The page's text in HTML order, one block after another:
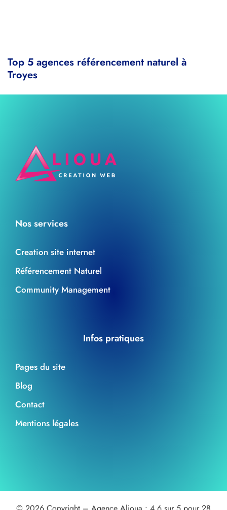
Top 5 agences référencement naturel à
Troyes
Nos services
Creation site internet
Référencement Naturel
Community Management
Infos pratiques
Pages du site
Blog
Contact
Mentions légales